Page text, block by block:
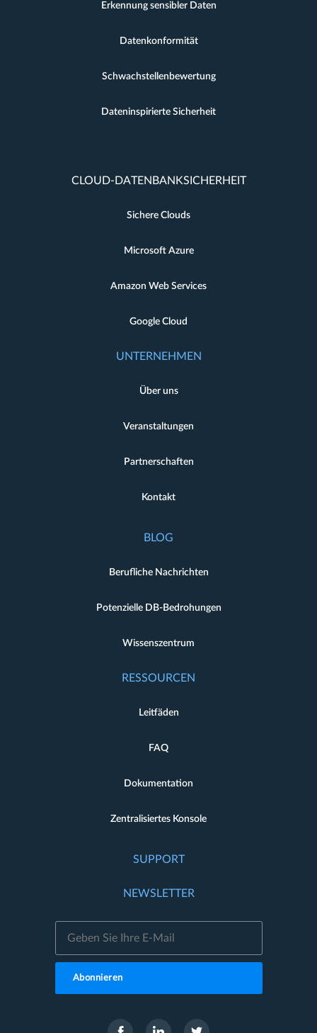
Erkennung sensibler Daten
Datenkonformität
Schwachstellenbewertung
Dateninspirierte Sicherheit
CLOUD-DATENBANKSICHERHEIT
Sichere Clouds
Microsoft Azure
Amazon Web Services
Google Cloud
UNTERNEHMEN
Über uns
Veranstaltungen
Partnerschaften
Kontakt
BLOG
Berufliche Nachrichten
Potenzielle DB-Bedrohungen
Wissenszentrum
RESSOURCEN
Leitfäden
FAQ
Dokumentation
Zentralisiertes Konsole
SUPPORT
NEWSLETTER
Abonnieren